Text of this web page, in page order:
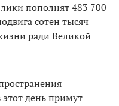
пополнят 483 700
сотен тысяч
ради Великой
день примут